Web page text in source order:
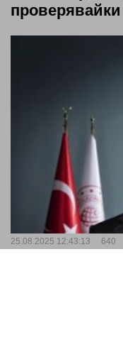
25.08.2025 12:43:13 640